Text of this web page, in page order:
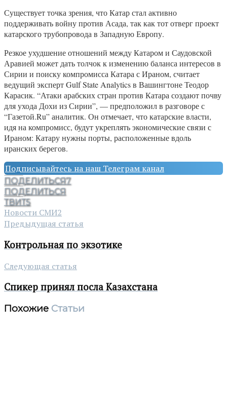
Существует точка зрения, что Катар стал активно
поддерживать войну против Асада, так как тот отверг проект
катарского трубопровода в Западную Европу.
Резкое ухудшение отношений между Катаром и Саудовской
Аравией может дать толчок к изменению баланса интересов в
Сирии и поиску компромисса Катара с Ираном, считает
ведущий эксперт Gulf State Analytics в Вашингтоне Теодор
Карасик. “Атаки арабских стран против Катара создают почву
для ухода Дохи из Сирии”, — предположил в разговоре с
“Газетой.Ru” аналитик. Он отмечает, что катарские власти,
идя на компромисс, будут укреплять экономические связи с
Ираном: Катару нужны порты, расположенные вдоль
иранских берегов.
Подписывайтесь на наш Телеграм канал
ПОДЕЛИТЬСЯ7
ПОДЕЛИТЬСЯ
ТВИТ5
Новости СМИ2
Предыдущая статья
Контрольная по экзотике
Следующая статья
Спикер принял посла Казахстана
Похожие Статьи